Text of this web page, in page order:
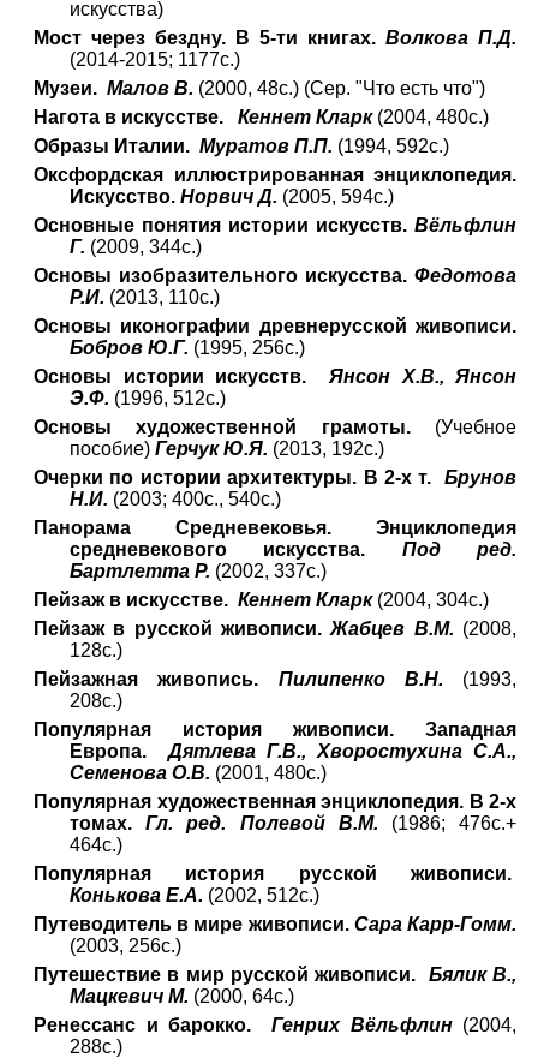
искусства)
Мост через бездну. В 5-ти книгах. Волкова П.Д.
(2014-2015; 1177с.)
Музеи. Малов В. (2000, 48с.) (Сер. "Что есть что")
Нагота в искусстве. Кеннет Кларк(2004, 480с.)
Образы Италии. Муратов П.П. (1994, 592с.)
Оксфордская иллюстрированная энциклопедия.
Искусство. Норвич Д. (2005, 594с.)
Основные понятия истории искусств. Вёльфлин
Г. (2009, 344с.)
Основы изобразительного искусства. Федотова
Р.И. (2013, 110с.)
Основы иконографии древнерусской живописи.
Бобров Ю.Г. (1995, 256с.)
Основы истории искусств. Янсон Х.В., Янсон
Э.Ф. (1996, 512с.)
Основы художественной грамоты.(Учебное
пособие) Герчук Ю.Я. (2013, 192с.)
Очерки по истории архитектуры. В 2-х т. Брунов
Н.И. (2003; 400с., 540с.)
Панорама Средневековья. Энциклопедия
средневекового искусства. Под ред.
Бартлетта Р. (2002, 337с.)
Пейзаж в искусстве. Кеннет Кларк (2004, 304с.)
Пейзаж в русской живописи.Жабцев В.М. (2008,
128с.)
Пейзажная живопись. Пилипенко В.Н. (1993,
208с.)
Популярная история живописи. Западная
Европа.Дятлева Г.В., Хворостухина С.А.,
Семенова О.В. (2001, 480с.)
Популярная художественная энциклопедия. В 2-х
томах.Гл. ред. Полевой В.М.
(1986; 476с.+
464с.)
Популярная история русской живописи.
Конькова Е.А. (2002, 512с.)
Путеводитель в мире живописи. Сара Карр-Гомм.
(2003, 256с.)
Путешествие в мир русской живописи.
Бялик В.,
Мацкевич М. (2000, 64с.)
Ренессанс и барокко. Генрих Вёльфлин(2004,
288с.)